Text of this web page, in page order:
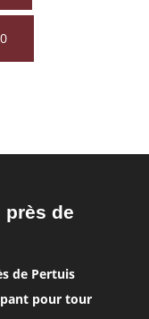
près de
de Pertuis
pour tour